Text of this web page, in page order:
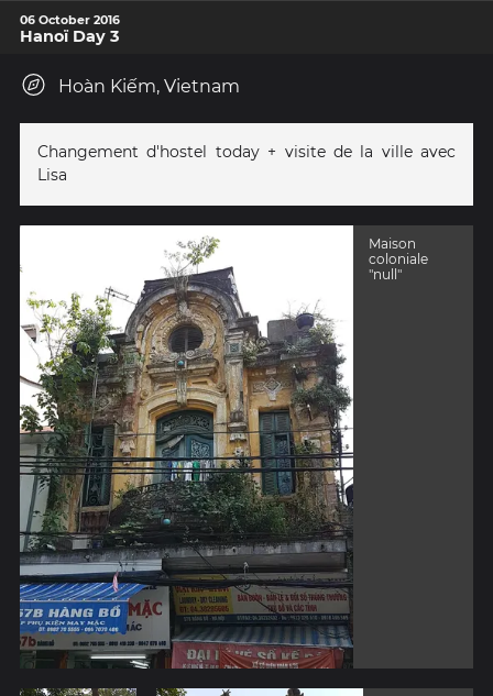
06 October 2016
Hanoï Day 3
Hoàn Kiếm, Vietnam
Changement d'hostel today + visite de la ville avec
Lisa
Maison
coloniale
"null"